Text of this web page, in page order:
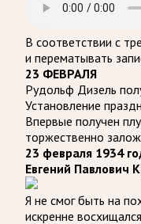
В соответствии с
и перематывать
23 ФЕВРАЛЯ
Рудольф Дизель
Установление
Впервые получен
торжественно
23 февраля 1934
Евгений Павлович
Я не смог быть на
искренне